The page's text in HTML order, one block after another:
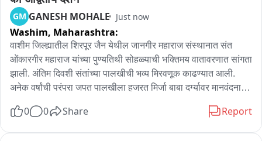
GM GANESH MOHALE Just now
Washim, Maharashtra:
वाशीम जिल्ह्यातील शिरपूर जैन येथील जानगीर महाराज संस्थानात संत
ओंकारगीर महाराज यांच्या पुण्यतिथी सोहळ्याची भक्तिमय वातावरणात सांगता
झाली. अंतिम दिवशी संतांच्या पालखीची भव्य मिरवणूक काढण्यात आली.
अनेक वर्षांची परंपरा जपत पालखीला हजरत मिर्जा बाबा दर्ग्यावर मानवंदना
भाविकांच्या उपस्थितीत ५१ क्विंटल गव्हाच्या पोळ्या, ३१ क्विंटल
0 0 Share Report